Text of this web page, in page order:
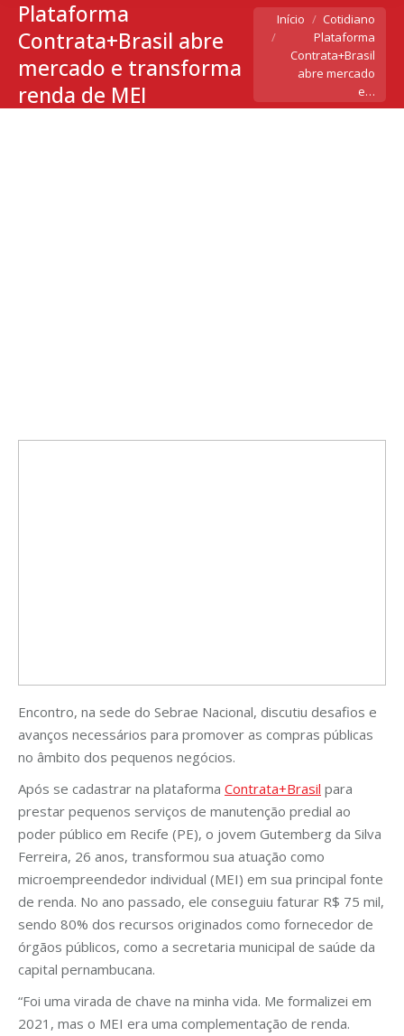
Plataforma
Contrata+Brasil abre
mercado e transforma
renda de MEI
Você está aqui:
Início
Cotidiano
Plataforma
Contrata+Brasil
abre mercado
e…
Encontro, na sede do Sebrae Nacional, discutiu desafios e
avanços necessários para promover as compras públicas
no âmbito dos pequenos negócios.
Após se cadastrar na plataforma Contrata+Brasil para
prestar pequenos serviços de manutenção predial ao
poder público em Recife (PE), o jovem Gutemberg da Silva
Ferreira, 26 anos, transformou sua atuação como
microempreendedor individual (MEI) em sua principal fonte
de renda. No ano passado, ele conseguiu faturar R$ 75 mil,
sendo 80% dos recursos originados como fornecedor de
órgãos públicos, como a secretaria municipal de saúde da
capital pernambucana.
“Foi uma virada de chave na minha vida. Me formalizei em
2021, mas o MEI era uma complementação de renda.